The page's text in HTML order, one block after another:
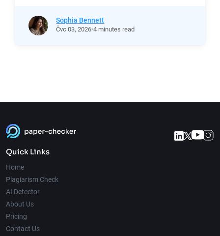
Sophia Bennett
Čvc 03,2026 4 minutes read
Quick Links
Home
Plagiarism Check
AI Detector
About Us
Pricing
Contact Us